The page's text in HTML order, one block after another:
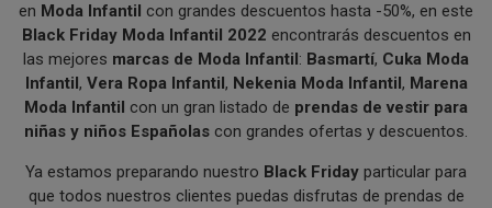
en Moda Infantil con grandes descuentos hasta -50%, en este
Black Friday Moda Infantil 2022 encontrarás descuentos en
las mejores marcas de Moda Infantil: Basmartí, Cuka Moda
Infantil, Vera Ropa Infantil, Nekenia Moda Infantil, Marena
Moda Infantil con un gran listado de prendas de vestir para
niñas y niños Españolas con grandes ofertas y descuentos.
Ya estamos preparando nuestro Black Friday particular para
que todos nuestros clientes puedas disfrutas de prendas de